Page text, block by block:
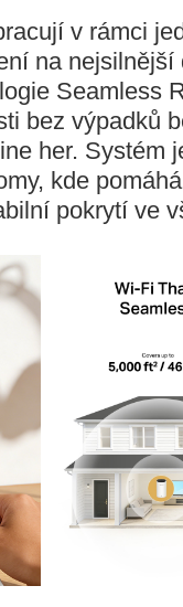
v rámci
na nejsilnější
Seamless
bez výpadků
her. Systém
kde
pokrytí ve